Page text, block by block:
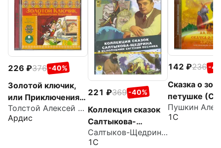
226 376 -40%
Золотой ключик,
или Приключения
Буратино (CDmp3)
Толстой Алексей Николаевич
Ардис
221 369 -40%
Коллекция сказок
Салтыкова-
Щедрина (CDmp3)Салтыков-Щедрин Михаил Евграфович
1С
142 236 -
Сказка о
петушке
1С